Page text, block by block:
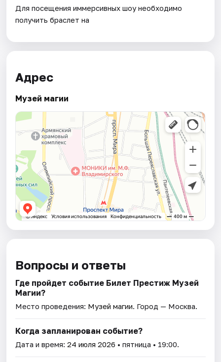
Для посещения иммерсивных шоу необходимо
получить браслет на
Адрес
Музей магии
Вопросы и ответы
Где пройдет событие Билет Престиж Музей
Магии?
Место проведения: Музей магии. Город — Москва.
Когда запланирован событие?
Дата и время:24 июля 2026 • пятница • 19:00.